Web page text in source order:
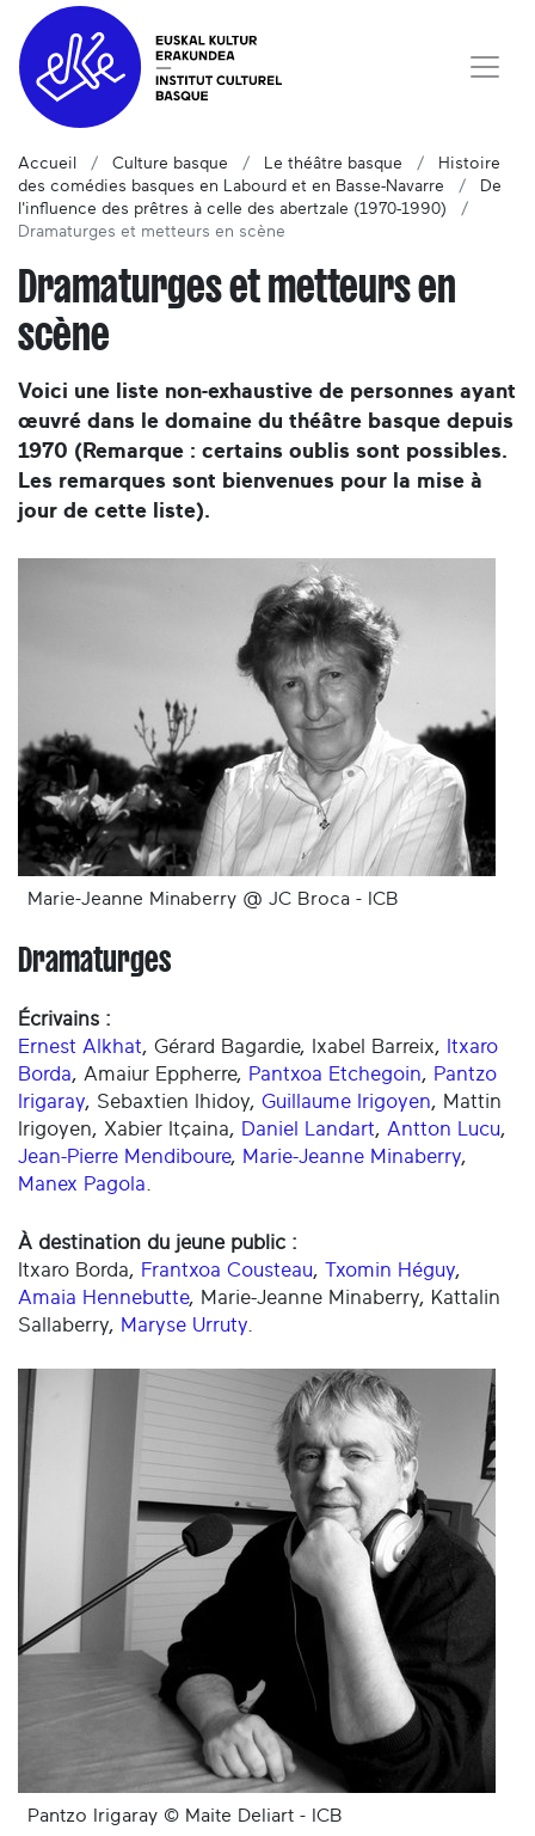
Accueil Culture basque Le théâtre basque
Histoire
des comédies basques en Labourd et en Basse-Navarre
De
l'influence des prêtres à celle des abertzale (1970-1990)
Dramaturges et metteurs en scène
Dramaturges et metteurs en
scène
Voici une liste non-exhaustive de personnes ayant
œuvré dans le domaine du théâtre basque depuis
1970 (Remarque : certains oublis sont possibles.
Les remarques sont bienvenues pour la mise à
jour de cette liste).
Marie-Jeanne Minaberry @ JC Broca - ICB
Dramaturges
Écrivains :
Ernest Alkhat, Gérard Bagardie, Ixabel Barreix, Itxaro
Borda, Amaiur Eppherre, Pantxoa Etchegoin, Pantzo
Irigaray, Sebaxtien Ihidoy, Guillaume Irigoyen, Mattin
Irigoyen, Xabier Itçaina, Daniel Landart, Antton Lucu,
Jean-Pierre Mendiboure, Marie-Jeanne Minaberry,
Manex Pagola
À destination du jeune public :
Itxaro Borda, Frantxoa Cousteau, Txomin Héguy,
Amaia Hennebutte, Marie-Jeanne Minaberry, Kattalin
Sallaberry, Maryse Urruty
Pantzo Irigaray © Maite Deliart - ICB